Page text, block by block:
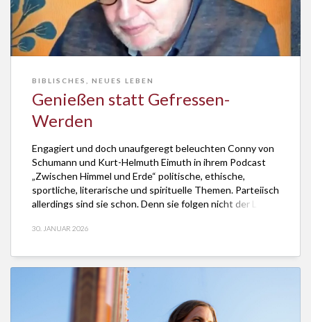
BIBLISCHES NEUES LEBEN
Genießen statt Gefressen-
Werden
Engagiert und doch unaufgeregt beleuchten Conny von
Schumann und Kurt-Helmuth Eimuth in ihrem Podcast
„Zwischen Himmel und Erde“ politische, ethische,
sportliche, literarische und spirituelle Themen. Parteiisch
allerdings sind sie schon. Denn sie folgen nicht der Logik
es um die Frage, wie sich genussvoll essen lässt. Indem
30. JANUAR 2026